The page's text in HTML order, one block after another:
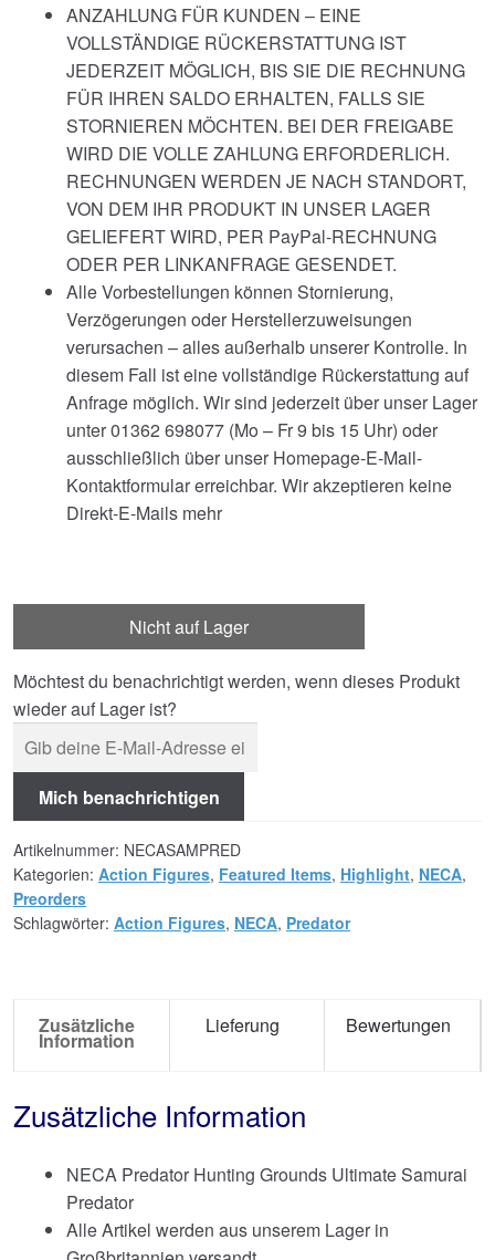
ANZAHLUNG FÜR KUNDEN – EINE
VOLLSTÄNDIGE RÜCKERSTATTUNG IST
JEDERZEIT MÖGLICH, BIS SIE DIE RECHNUNG
FÜR IHREN SALDO ERHALTEN, FALLS SIE
STORNIEREN MÖCHTEN. BEI DER FREIGABE
WIRD DIE VOLLE ZAHLUNG ERFORDERLICH.
RECHNUNGEN WERDEN JE NACH STANDORT,
VON DEM IHR PRODUKT IN UNSER LAGER
GELIEFERT WIRD, PER PayPal-RECHNUNG
ODER PER LINKANFRAGE GESENDET.
Alle Vorbestellungen können Stornierung,
Verzögerungen oder Herstellerzuweisungen
verursachen – alles außerhalb unserer Kontrolle. In
diesem Fall ist eine vollständige Rückerstattung auf
Anfrage möglich. Wir sind jederzeit über unser Lager
unter 01362 698077 (Mo – Fr 9 bis 15 Uhr) oder
ausschließlich über unser Homepage-E-Mail-
Kontaktformular erreichbar. Wir akzeptieren keine
Direkt-E-Mails mehr
Nicht auf Lager
Möchtest du benachrichtigt werden, wenn dieses Produkt
wieder auf Lager ist?
Mich benachrichtigen
Artikelnummer: NECASAMPRED
Kategorien: Action Figures, Featured Items, Highlight, NECA,
Preorders
Schlagwörter: Action Figures, NECA, Predator
Zusätzliche
Information
Lieferung Bewertungen
Zusätzliche Information
NECA Predator Hunting Grounds Ultimate Samurai
Predator
Alle Artikel werden aus unserem Lager in